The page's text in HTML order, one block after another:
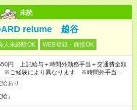
未読
relume 越谷
人未経験OK WEB登録・面接OK
円 上記給与＋時間外勤務手当＋交通費全額
※ご経験により異なります ※時間外手当はお
！あり
」